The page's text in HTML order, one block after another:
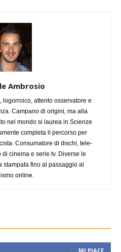
Ambrosio
logorroico, attento osservatore e
Campano di origini, ma alla
nel mondo si laurea in Scienze
completa il percorso per
Consumatore di dischi, tele-
cinema e serie tv. Diverse le
fino al passaggio al
online.
MI PIACE